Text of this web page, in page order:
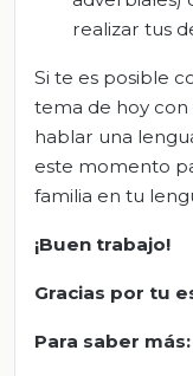
realizar tus
Si te es posible
tema de hoy con
hablar una
este momento
familia en tu
¡Buen trabajo!
Gracias por tu
Para saber más: